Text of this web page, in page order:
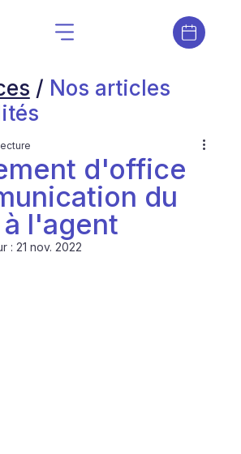
/ Nos articles
d'office
du
l'agent
: 21 nov. 2022